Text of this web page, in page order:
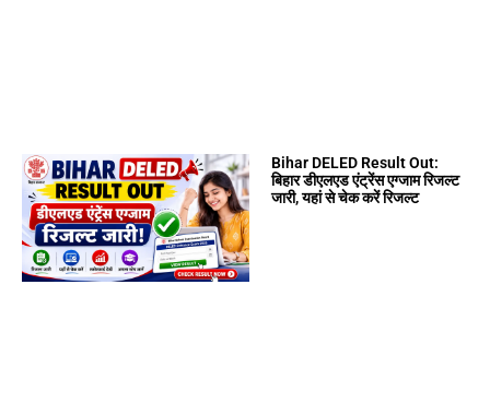
Bihar DELED Result Out:
बिहार डीएलएड एंट्रेंस एग्जाम रिजल्ट
जारी, यहां से चेक करें रिजल्ट